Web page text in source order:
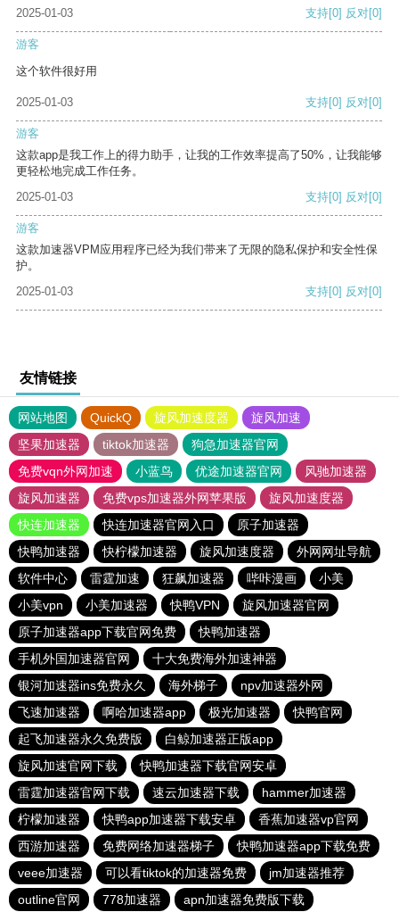
2025-01-03
支持[0] 反对[0]
游客
这个软件很好用
2025-01-03 支持[0] 反对[0]
游客
这款app是我工作上的得力助手，让我的工作效率提高了50%，让我能够
更轻松地完成工作任务。
2025-01-03
支持[0] 反对[0]
游客
这款加速器VPM应用程序已经为我们带来了无限的隐私保护和安全性保
护。
2025-01-03
支持[0] 反对[0]
友情链接
网站地图 QuickQ 旋风加速度器
旋风加速
坚果加速器
tiktok加速器
狗急加速器官网
免费vqn外网加速
小蓝鸟 优途加速器官网
风驰加速器
旋风加速器
免费vps加速器外网苹果版
旋风加速度器
快连加速器
快连加速器官网入口
原子加速器
快鸭加速器
快柠檬加速器 旋风加速度器
外网网址导航
软件中心
雷霆加速 狂飙加速器 哔咔漫画
小美
小美vpn
小美加速器 快鸭VPN
旋风加速器官网
原子加速器app下载官网免费
快鸭加速器
手机外国加速器官网
十大免费海外加速神器
银河加速器ins免费永久
海外梯子
npv加速器外网
飞速加速器
啊哈加速器app 极光加速器
快鸭官网
起飞加速器永久免费版
白鲸加速器正版app
旋风加速官网下载
快鸭加速器下载官网安卓
雷霆加速器官网下载
速云加速器下载
hammer加速器
柠檬加速器
快鸭app加速器下载安卓
香蕉加速器vp官网
西游加速器
免费网络加速器梯子
快鸭加速器app下载免费
veee加速器
可以看tiktok的加速器免费
jm加速器推荐
outline官网
778加速器 apn加速器免费版下载